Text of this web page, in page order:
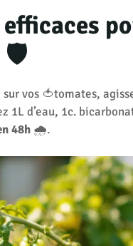
🛡️
vos 🍅tomates,
1L d’eau, 1c.
48h 🌧️.